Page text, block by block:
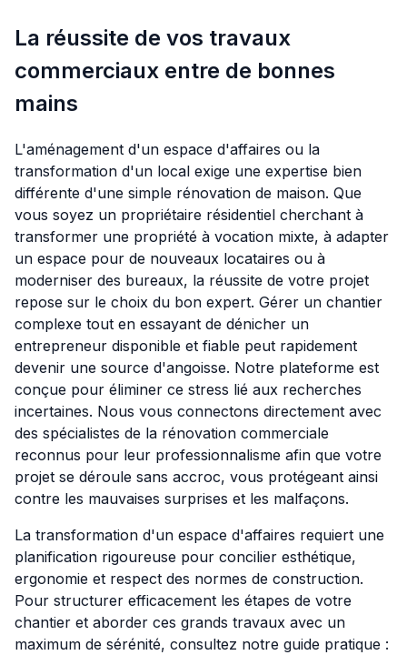
La réussite de vos travaux
commerciaux entre de bonnes
mains
L'aménagement d'un espace d'affaires ou la
transformation d'un local exige une expertise bien
différente d'une simple rénovation de maison. Que
vous soyez un propriétaire résidentiel cherchant à
transformer une propriété à vocation mixte, à adapter
un espace pour de nouveaux locataires ou à
moderniser des bureaux, la réussite de votre projet
repose sur le choix du bon expert. Gérer un chantier
complexe tout en essayant de dénicher un
entrepreneur disponible et fiable peut rapidement
devenir une source d'angoisse. Notre plateforme est
conçue pour éliminer ce stress lié aux recherches
incertaines. Nous vous connectons directement avec
des spécialistes de la rénovation commerciale
reconnus pour leur professionnalisme afin que votre
projet se déroule sans accroc, vous protégeant ainsi
contre les mauvaises surprises et les malfaçons.
La transformation d'un espace d'affaires requiert une
planification rigoureuse pour concilier esthétique,
ergonomie et respect des normes de construction.
Pour structurer efficacement les étapes de votre
chantier et aborder ces grands travaux avec un
maximum de sérénité, consultez notre guide pratique :